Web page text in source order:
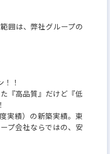
成す同社のアドバンテ
囲は、弊社グループの
！！
『高品質』だけど『低
実績）の新築実績。東
プ会社ならではの、安